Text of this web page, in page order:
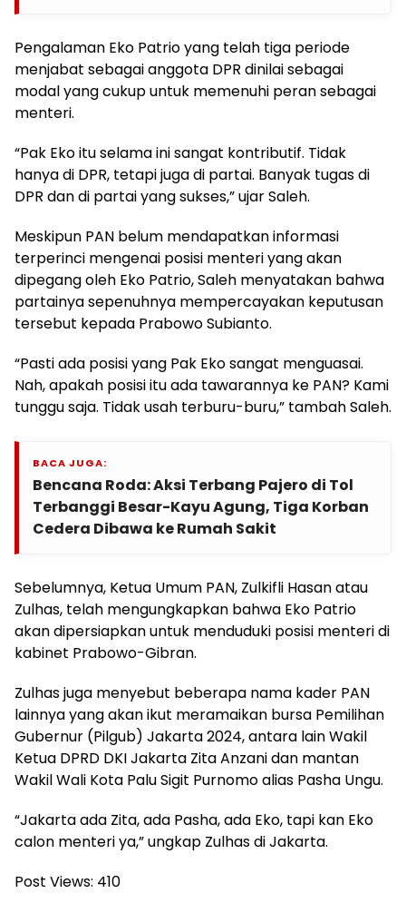
Pengalaman Eko Patrio yang telah tiga periode
menjabat sebagai anggota DPR dinilai sebagai
modal yang cukup untuk memenuhi peran sebagai
menteri.
“Pak Eko itu selama ini sangat kontributif. Tidak
hanya di DPR, tetapi juga di partai. Banyak tugas di
DPR dan di partai yang sukses,” ujar Saleh.
Meskipun PAN belum mendapatkan informasi
terperinci mengenai posisi menteri yang akan
dipegang oleh Eko Patrio, Saleh menyatakan bahwa
partainya sepenuhnya mempercayakan keputusan
tersebut kepada Prabowo Subianto.
“Pasti ada posisi yang Pak Eko sangat menguasai.
Nah, apakah posisi itu ada tawarannya ke PAN? Kami
tunggu saja. Tidak usah terburu-buru,” tambah Saleh.
BACA JUGA:
Bencana Roda: Aksi Terbang Pajero di Tol
Terbanggi Besar-Kayu Agung, Tiga Korban
Cedera Dibawa ke Rumah Sakit
Sebelumnya, Ketua Umum PAN, Zulkifli Hasan atau
Zulhas, telah mengungkapkan bahwa Eko Patrio
akan dipersiapkan untuk menduduki posisi menteri di
kabinet Prabowo-Gibran.
Zulhas juga menyebut beberapa nama kader PAN
lainnya yang akan ikut meramaikan bursa Pemilihan
Gubernur (Pilgub) Jakarta 2024, antara lain Wakil
Ketua DPRD DKI Jakarta Zita Anzani dan mantan
Wakil Wali Kota Palu Sigit Purnomo alias Pasha Ungu.
“Jakarta ada Zita, ada Pasha, ada Eko, tapi kan Eko
calon menteri ya,” ungkap Zulhas di Jakarta.
Post Views: 410